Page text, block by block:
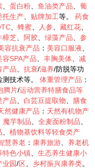
蛋白粉 鱼油类产品
葡
托生产 贴牌加工等。 药食
蜂蜜 人参 藏红花
樟芝 阿胶 绿藻产品
参
容抗衰产品 ： 美容口服液
容SPA产品 丰胸美体
减
产品 抗衰/滋养/防脱等功
技术等。 体重管理产品 ：
腾片/运动营养特膳食品等
产品 白芸豆提取物
膳食
然健康产品 ： 天然有机物产
魔芋制品 全麦面粉制品
植物基饮料等轻食类产
慧养老 ： 康养旅游
养老机
特色小镇
生态养生健康小
业园/区 乡村振兴康养类。